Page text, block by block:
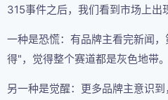
315事件之后，我们看到市场上出
一种是恐慌：有品牌主看完新闻
得"，觉得整个赛道都是灰色地带。
另一种是觉醒：更多品牌主意识到